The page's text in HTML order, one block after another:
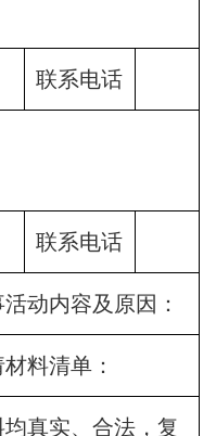
联系电话
联系电话
动内容及原因：
料清单：
真实、合法，复